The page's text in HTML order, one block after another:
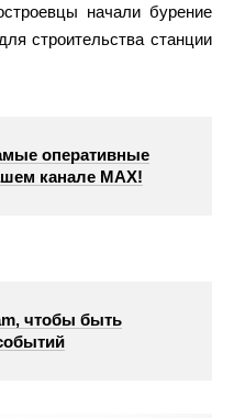
начали бурение
строительства станции
оперативные
канале МАХ!
чтобы быть